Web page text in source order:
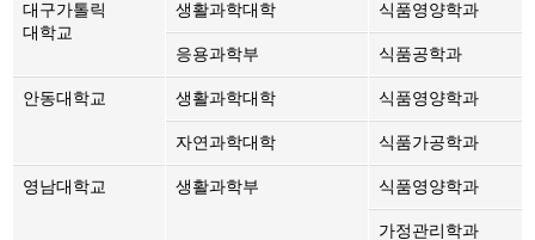
대구가톨릭
대학교
생활과학대학 식품영양학과
응용과학부 식품공학과
안동대학교 생활과학대학 식품영양학과
자연과학대학 식품가공학과
영남대학교 생활과학부 식품영양학과
가정관리학과